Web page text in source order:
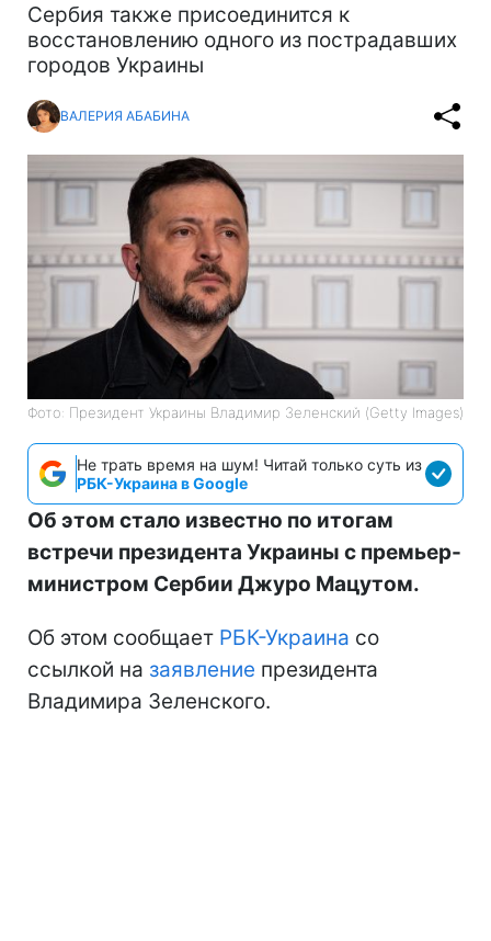
Сербия также присоединится к
восстановлению одного из пострадавших
городов Украины
ВАЛЕРИЯ АБАБИНА
Фото: Президент Украины Владимир Зеленский (Getty Images)
Не трать время на шум! Читай только суть из
РБК-Украина в Google
Об этом стало известно по итогам
встречи президента Украины с премьер-
министром Сербии Джуро Мацутом.
Об этом сообщает РБК-Украина со
ссылкой на заявление президента
Владимира Зеленского.